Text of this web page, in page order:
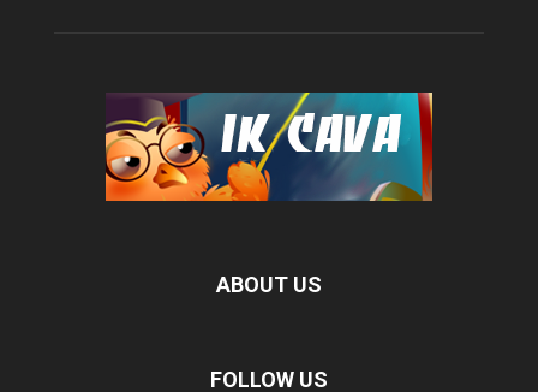
ABOUT US
FOLLOW US